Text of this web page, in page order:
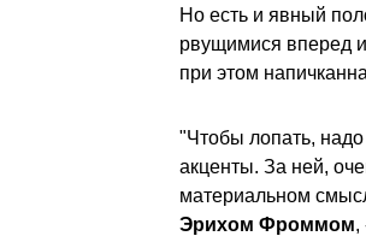
Но есть и явный
рвущимися вперед и
при этом
"Чтобы лопать,
акценты. За ней,
материальном
Эрихом Фроммом,